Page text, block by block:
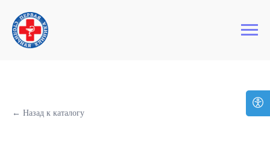
Первая Столичная Клиника
← Назад к каталогу